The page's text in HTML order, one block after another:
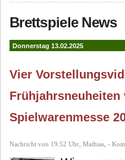
Brettspiele News
Donnerstag 13.02.2025
Vier
Frühjahrsneuheiten
Spielwarenmesse
Nachricht von 19:52 Uhr, Mathias, -